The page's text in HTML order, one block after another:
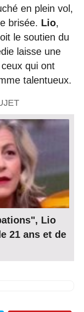
en plein vol,
brisée. Lio,
le soutien du
laisse une
qui ont
talentueux.
Lio
21 ans et de